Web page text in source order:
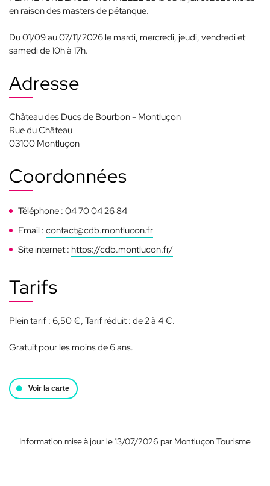
en raison des masters de pétanque.
Du 01/09 au 07/11/2026 le mardi, mercredi, jeudi, vendredi et
samedi de 10h à 17h.
Adresse
Château des Ducs de Bourbon - Montluçon
Rue du Château
03100 Montluçon
Coordonnées
Téléphone : 04 70 04 26 84
Email : contact@cdb.montlucon.fr
Site internet : https://cdb.montlucon.fr/
Tarifs
Plein tarif : 6,50 €, Tarif réduit : de 2 à 4 €.
Gratuit pour les moins de 6 ans.
Voir la carte
Information mise à jour le 13/07/2026 par Montluçon Tourisme